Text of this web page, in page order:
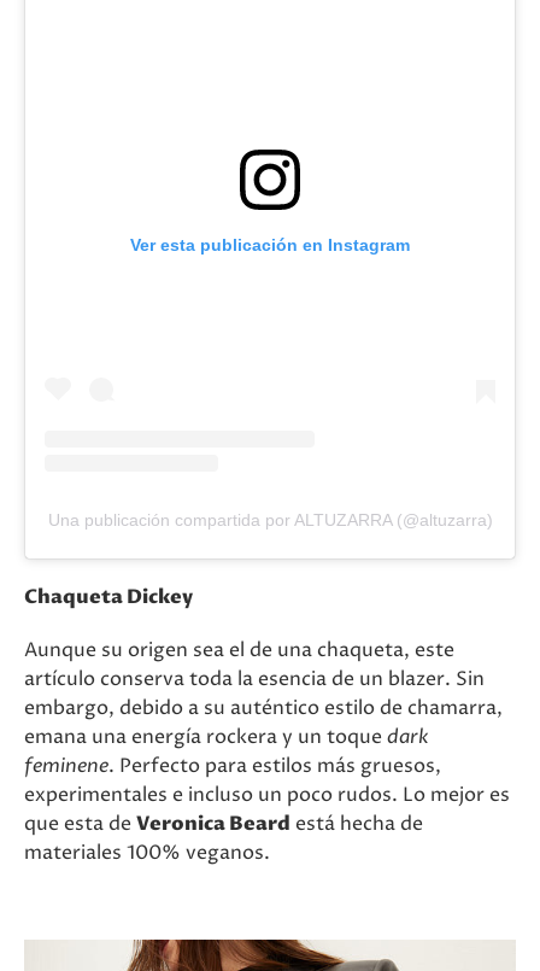
Ver esta publicación en Instagram
Una publicación compartida por ALTUZARRA (@altuzarra)
Chaqueta Dickey
Aunque su origen sea el de una chaqueta, este
artículo conserva toda la esencia de un blazer. Sin
embargo, debido a su auténtico estilo de chamarra,
emana una energía rockera y un toquedark
feminene. Perfecto para estilos más gruesos,
experimentales e incluso un poco rudos. Lo mejor es
que esta deVeronica Beard está hecha de
materiales 100% veganos.